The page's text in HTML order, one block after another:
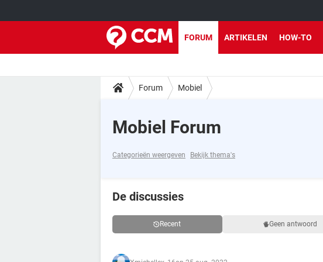
FORUM ARTIKELEN HOW-TO
Forum Mobiel
Mobiel Forum
Categorieën weergeven Bekijk thema's
De discussies
Recent Geen antwoord